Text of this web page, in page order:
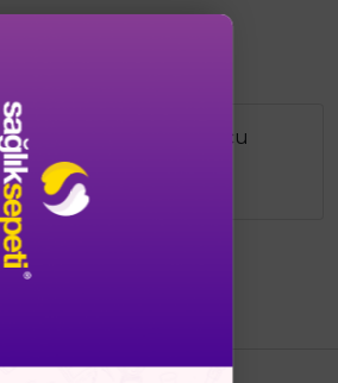
Care Cream Göğüs Ucu
50 ml